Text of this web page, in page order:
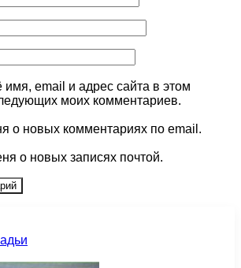
email и адрес сайта в этом
моих комментариев.
о новых комментариях по email.
о новых записях почтой.